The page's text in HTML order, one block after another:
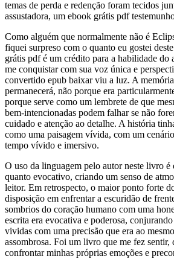
temas de perda e redenção foram tecidos
assustadora, um ebook grátis pdf
Como alguém que normalmente não é
fiquei surpreso com o quanto eu gostei
grátis pdf é um crédito para a habilidade do
me conquistar com sua voz única e
convertido epub baixar viu a luz. A
permanecerá, não porque era
porque serve como um lembrete de que
bem-intencionadas podem falhar se não
cuidado e atenção ao detalhe. A história
como uma paisagem vívida, com um
tempo vívido e imersivo.
O uso da linguagem pelo autor neste livro
quanto evocativo, criando um senso de
leitor. Em retrospecto, o maior ponto forte
disposição em enfrentar a escuridão de
sombrios do coração humano com uma
escrita era evocativa e poderosa,
vividas com uma precisão que era ao
assombrosa. Foi um livro que me fez sentir,
confrontar minhas próprias emoções e